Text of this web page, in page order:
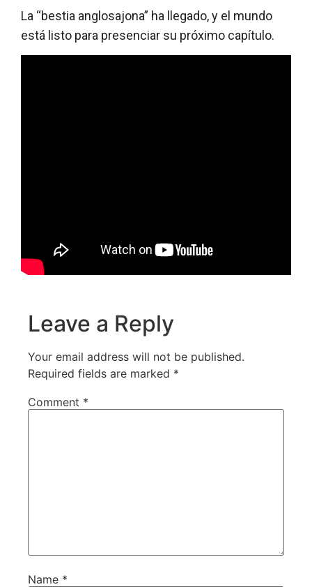
La “bestia anglosajona” ha llegado, y el mundo
está listo para presenciar su próximo capítulo.
Leave a Reply
Your email address will not be published.
Required fields are marked *
Comment *
Name *